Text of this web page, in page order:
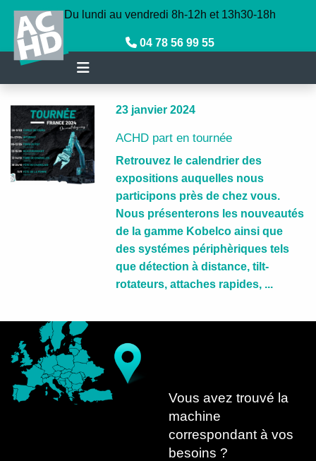
Du lundi au vendredi 8h-12h et 13h30-18h
04 78 56 99 55
23 janvier 2024
ACHD part en tournée
Retrouvez le calendrier des
expositions auquelles nous
participons près de chez vous.
Nous présenterons les nouveautés
de la gamme Kobelco ainsi que
des systémes périphèriques tels
que détection à distance, tilt-
rotateurs, attaches rapides, ...
Vous avez trouvé la
machine
correspondant à vos
besoins ?
Panneau de gestion des cookies